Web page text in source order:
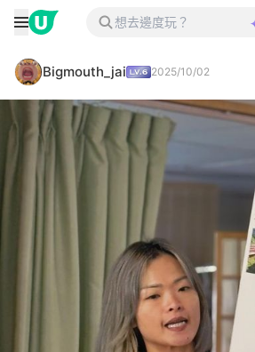
Bigmouth_jai 2025/10/02